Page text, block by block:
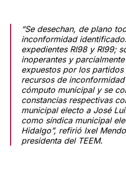
“Se desechan, de plano
inconformidad
expedientes RI98 y RI99;
inoperantes y
expuestos por los
recursos de
cómputo municipal y se
constancias respectivas
municipal electo a José
como síndica municipal
Hidalgo”, refirió Ixel
presidenta del TEEM.